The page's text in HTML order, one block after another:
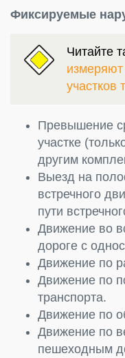
Фиксируемые
Читайте
участков
Превышение
участке
другим
Выезд на
встречного
пути
Движение во
дороге с
Движение по
Движение по
транспорта.
Движение по
Движение по
пешеходным